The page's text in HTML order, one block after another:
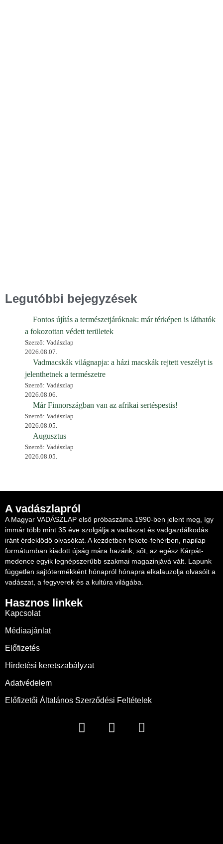
Legutóbbi bejegyzések
Fontos újítás a természetjáróknak: már térképen is láthatók
a fokozottan védett területek
Szerző: Vadászlap
2026.08.07.
Vadmacskák világnapja: a házi macskák rejtett veszélyt is
jelenthetnek a természetre
Szerző: Vadászlap
2026.08.06.
Már Finnországban van az afrikai sertéspestis!
Szerző: Vadászlap
2026.08.05.
Augusztus
Szerző: Vadászlap
2026.08.05.
A vadászlapról
A Magyar VADÁSZLAP első próbaszáma 1990-ben jelent meg, így
immár több mint 35 éve szolgálja a vadászat és vadgazdálkodás
iránt érdeklődő olvasókat. A kezdetben fekete-fehérben, napilap
formátumban kiadott újság mára hazánk, sőt, az egész Kárpát-
medence egyik legnépszerűbb szakmai magazinjává vált. Lapunk
független sajtótermékként hónapról hónapra elkalauzolja olvasóit a
vadászat, a fegyverek és a kultúra világába.
Hasznos linkek
Kapcsolat
Médiaajánlat
Előfizetés
Hirdetési keretszabályzat
Adatvédelem
Előfizetői Általános Szerződési Feltételek